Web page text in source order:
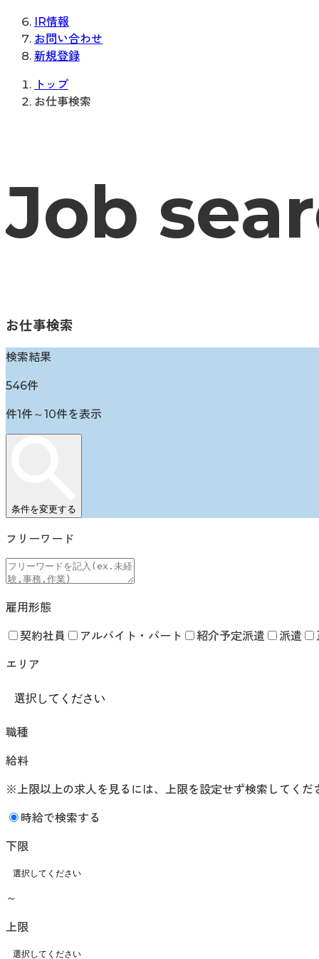
IR情報
お問い合わせ
新規登録
トップ
お仕事検索
Job
お仕事検索
検索結果
546件
件1件～10件を表示
条件を変更する
フリーワード
雇用形態
契約社員 アルバイト・パート 紹介予定派遣 派遣
エリア
職種
給料
※上限以上の求人を見るには、上限を設定せず検索してくだ
時給で検索する
下限
～
上限